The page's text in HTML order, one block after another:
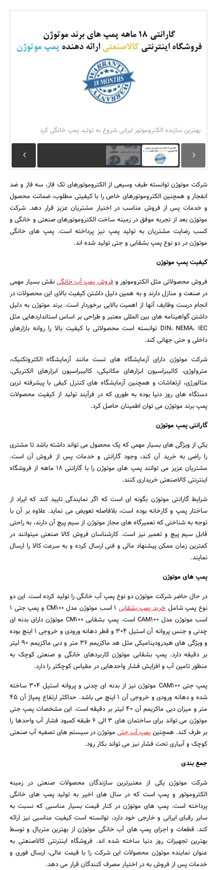
بانک، بیمه و سرمایه
مسکن و ساختمان
بهترین سازنده الکتروموتور ایرانی شروع به تولید پمپ خانگی کرد
شرکت موتوژن توانسته طیف وسیعی از الکتروموتورهای تک فاز، سه فاز و ضد
انفجار و همچنین الکتروموتورهای خاص را با کیفیتی مطلوب، ضمانت محصول
و خدمات پس از فروش مناسب در اختیار مشتریان عزیز قرار دهد. شرکت
موتوژن بعد از تجربه موفق در زمینه ساخت الکتروموتورهای صنعتی و خانگی و
کسب رضایت مشتریان به تولید پمپ نیز پرداخته است. پمپ های خانگی
موتوژن در دو نوع پمپ بشقابی و جتی تولید شده اند.
کیفیت پمپ موتوژن
فروش محصولاتی مثل الکتروموتور وفروش پمپ آب خانگینقش بسیار مهمی
در صنعت و منازل دارند و به همین دلیل داشتن کیفیت بالای این محصولات در
انجام درست وظایف آنها از اهمیت بالایی برخوردار است. برند موتوژن به دلیل
داشتن گواهینامه های بین المللی معتبر و طراحی بر اساس استانداردهایی مثل
DIN، NEMA، IEC توانسته است محصولاتی با کیفیت بالا را روانه بازارهای
داخلی و حتی جهانی کند.
شرکت موتوژن دارای آزمایشگاه های تست مانند آزمایشگاه الکتروتکنیک،
مترولوژی، کالیبراسیون ابزارهای مکانیکی، کالیبراسیون ابزارهای الکتریکی،
متالورژی، ارتعاشات و همچنین آزمایشگاه های کنترل کیفی با پیشرفته ترین
دستگاه های روز دنیا بوده به طوری که در فرآیند تولید از کیفیت محصولات
پمپ برند موتوژن می توان اطمینان حاصل کرد.
گارانتی پمپ موتوژن
یکی از ویژگی های بسیار مهمی که یک محصول می تواند داشته باشد تا مشتری
را راضی به خرید آن کند، وجود گارانتی و خدمات پس از فروش آن است.
مشتریان عزیز می توانند پمپ های موتوژن را با گارانتی 18 ماهه از فروشگاه
اینترنتی کالاصنعتی خریداری کنند.
شرایط گارانتی موتوژن بگونه ای است که اگر نمایندگی تایید کند که ایراد از
ساختار پمپ و کارخانه بوده است، بلافاصله تعویض می نماید. علاوه بر آن با
توجه به شناختی که تعمیرگاه های مجاز موتوژن از سیم پیچ آن دارند، به راحتی
قابل سیم پیچ و تعمیر نیز است. کارشناسان فروش کالا صنعتی میتوانند در
کمترین زمان ممکن پیشنهاد مالی و فنی ارسال کرده و به سرعت کالا را ارسال
نمایند.
پمپ های موتوژن
در حال حاضر شرکت موتوژن دو نوع پمپ آب خانگی را تولید کرده است. این دو
نوع پمپ شاملخرید پمپ بشقابی
1 اسب موتوژن مدل CM100 و پمپ جتی 1
اسب موتوژن مدل CAM100 است. پمپ بشقابی CM100 موتوژن دارای بدنه ای
چدنی و جنس پروانه آن استیل 304 و قطر دهانه ورودی و خروجی 1 اینچ بوده
و ویژگی های هیدرودینامیکی مثل هد ماکزیمم 36 متر و دبی ماکزیمم 90 لیتر
بر دقیقه دارد. پمپ بشقابی موتوژن کاربردهای خانگی و صنعتی کوچک به
منظور تامین آب و افزایش فشار واحدهایی در مقیاس کوچکتر را دارد.
پمپ جتی CAM100 موتوژن نیز از بدنه ای چدنی و پروانه استیل 304 ساخته
شده و دهانه ورودی و خروجی آن 1 اینچ می باشد. حداکثر ارتفاع پمپاژ آن 45
متر و میزان دبی ماکزیمم آن 40 لیتر بر دقیقه است. این مشخصات پمپ جتی
موتوژن می تواند برای ساختمان های 3 الی 6 طبقه کمبود فشار آب واحدها را
بر طرف کند. همچنینپمپ آب جتی موتوژن در سیستم های تصفیه آب صنعتی
کوچک و آبیاری تحت فشار نیز می تواند بکار رود.
جمع بندی
شرکت موتوژن یکی از معتبرترین سازندگان محصولات صنعتی در زمینه
الکتروموتور و پمپ است که در سال های اخیر به تولید پمپ های خانگی
پرداخته است. پمپ های موتوژن در کنار قیمت بسیار مناسبی که نسبت به
سایر رقبای ایرانی و خارجی خود دارد، توانسته است کیفیت مناسبی نیز ارائه
کند. قطعات و اجزای پمپ های آب خانگی موتوژن از بهترین متریال و توسط
بهترین تجهیزات روز دنیا ساخته شده اند. فروشگاه اینترنتی کالاصنعتی به
عنوان نماینده موتوژن محصولات این شرکت را با قیمت عالی، ارسال فوری و
خدمات پس از فروش به در اختیار مصرف کنندگان قرار می دهد.